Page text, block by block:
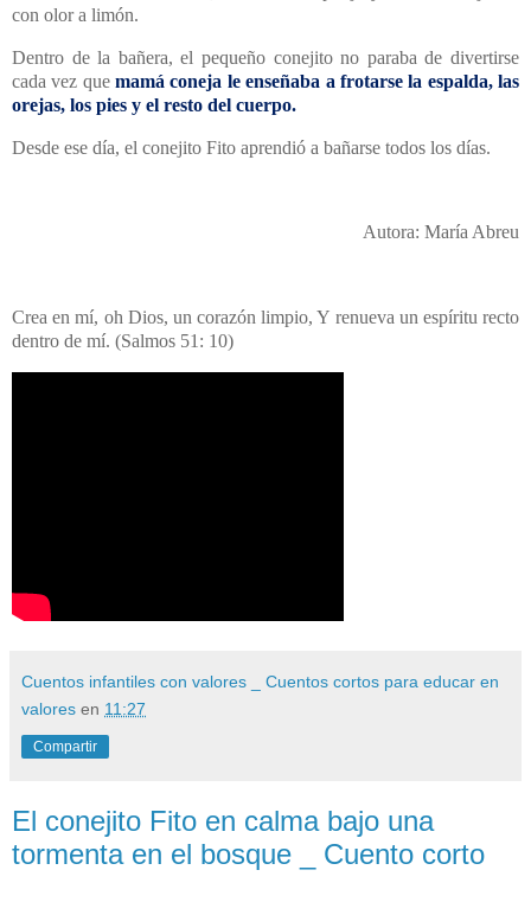
con olor a limón.
Dentro de la bañera, el pequeño conejito no paraba de divertirse
cada vez quemamá coneja le enseñaba a frotarse la espalda, las
orejas, los pies y el resto del cuerpo.
Desde ese día, el conejito Fito aprendió a bañarse todos los días.
Autora: María Abreu
Crea en mí, oh Dios, un corazón limpio, Y renueva un espíritu recto
dentro de mí. (Salmos 51: 10)
Cuentos infantiles con valores _ Cuentos cortos para educar en
valores en 11:27
Compartir
El conejito Fito en calma bajo una
tormenta en el bosque _ Cuento corto